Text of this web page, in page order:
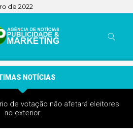
de 2022
NOTÍCIAS
de votação não afetará eleitores
no exterior